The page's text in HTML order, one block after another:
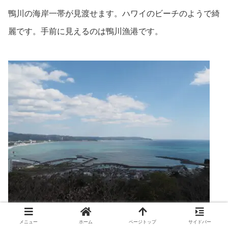
鴨川の海岸一帯が見渡せます。ハワイのビーチのようで綺
麗です。手前に見えるのは鴨川漁港です。
メニュー ホーム ページトップ サイドバー